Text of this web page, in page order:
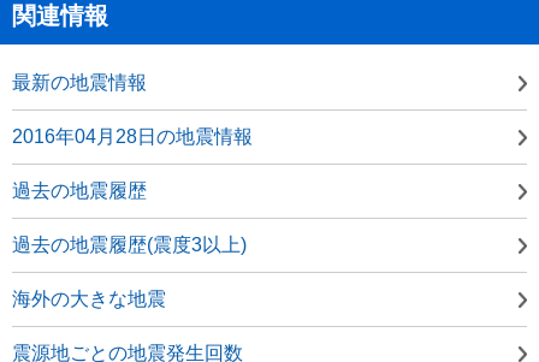
関連情報
最新の地震情報
2016年04月28日の地震情報
過去の地震履歴
過去の地震履歴(震度3以上)
海外の大きな地震
震源地ごとの地震発生回数